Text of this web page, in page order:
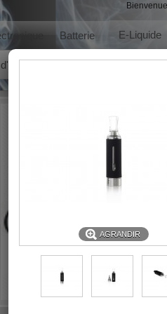
E-Liquide
Batterie